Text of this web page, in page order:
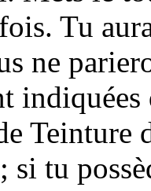
Tu
ne
si tu